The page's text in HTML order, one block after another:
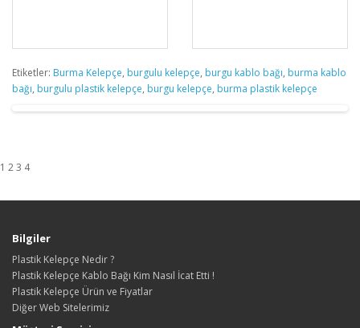
Etiketler: Burma Kelepçe, burgulu kelepçe, burgu kablo bağı, burma kablo
bağı, burgulu plastik kelepçe, burgu kelepçe, burma plastik kelepçe
1 2 3 4
Bilgiler
Plastik Kelepçe Nedir ?
Plastik Kelepçe Kablo Bağı Kim Nasıl İcat Etti !
Plastik Kelepçe Ürün ve Fiyatlar
Diğer Web Sitelerimiz